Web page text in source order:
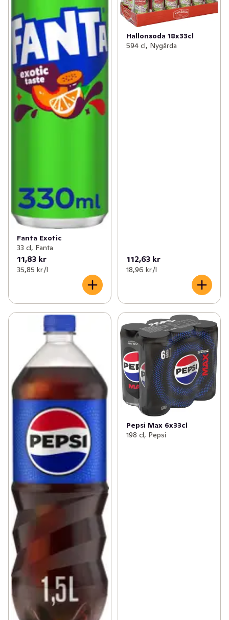
Fanta Exotic
33 cl, Fanta
11,83 kr
35,85 kr /l
Hallonsoda 18x33cl
594 cl, Nygårda
112,63 kr
18,96 kr /l
Pepsi Max 6x33cl
198 cl, Pepsi